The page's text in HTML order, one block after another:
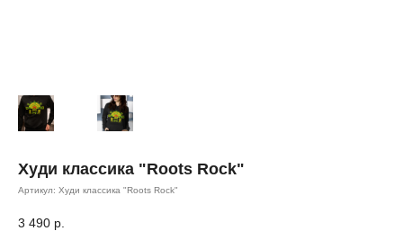
Худи классика "Roots Rock"
Артикул: Худи классика "Roots Rock"
3 490 р.